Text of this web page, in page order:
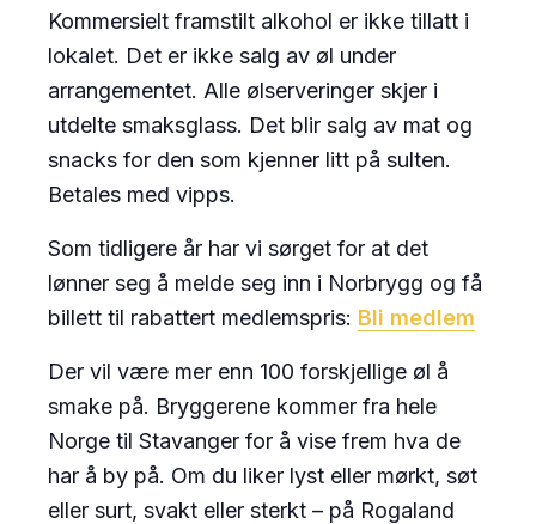
Kommersielt framstilt alkohol er ikke tillatt i
lokalet. Det er ikke salg av øl under
arrangementet. Alle ølserveringer skjer i
utdelte smaksglass. Det blir salg av mat og
snacks for den som kjenner litt på sulten.
Betales med vipps.
Som tidligere år har vi sørget for at det
lønner seg å melde seg inn i Norbrygg og få
billett til rabattert medlemspris: Bli medlem
Der vil være mer enn 100 forskjellige øl å
smake på. Bryggerene kommer fra hele
Norge til Stavanger for å vise frem hva de
har å by på. Om du liker lyst eller mørkt, søt
eller surt, svakt eller sterkt – på Rogaland